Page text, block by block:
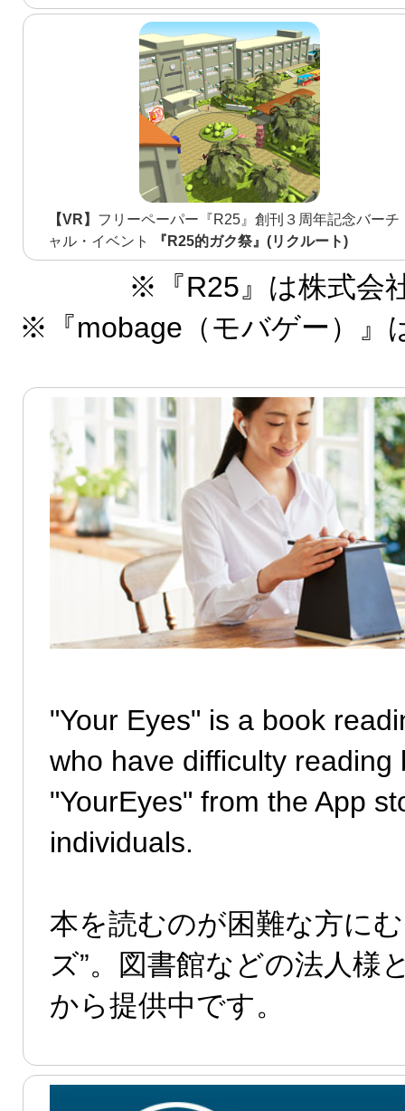
【VR】 フリーペーパー『R25』創刊３周年記念バーチ
ャル・イベント
『R25的ガク祭』(リクルート)
※『R25』は株式会
※『mobage（モバゲー）』
"Your Eyes" is a book
who have difficulty
"YourEyes" from the App
individuals.
本を読むのが困難な方に
ズ”。図書館などの法人様
から提供中です。